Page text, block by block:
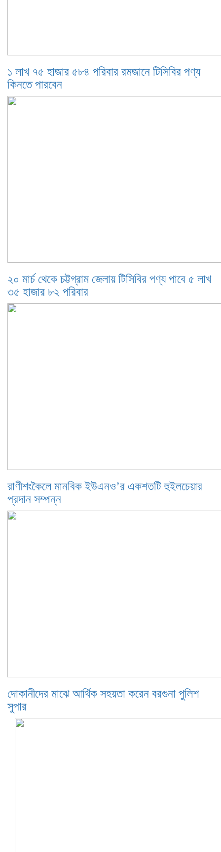
১ লাখ ৭৫ হাজার ৫৮৪ পরিবার রমজানে টিসিবির পণ্য
কিনতে পারবেন
২০ মার্চ থেকে চট্টগ্রাম জেলায় টিসিবির পণ্য পাবে ৫ লাখ
৩৫ হাজার ৮২ পরিবার
রাণীশংকৈলে মানবিক ইউএনও’র একশতটি হুইলচেয়ার
প্রদান সম্পন্ন
দোকানীদের মাঝে আর্থিক সহয়তা করেন বরগুনা পুলিশ
সুপার